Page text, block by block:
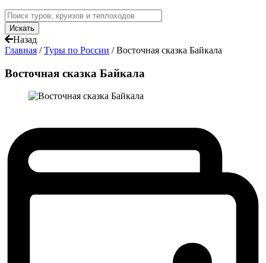
Назад
Главная /Туры по России /Восточная сказка Байкала
Восточная сказка Байкала